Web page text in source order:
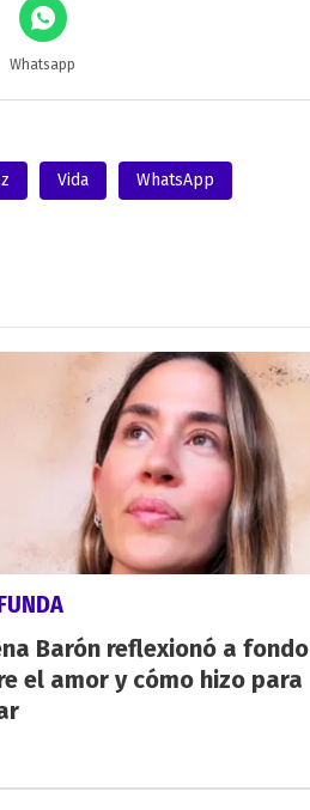
Whatsapp
Vida WhatsApp
Barón reflexionó a fondo
el amor y cómo hizo para